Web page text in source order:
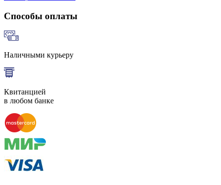
Способы оплаты
Наличными курьеру
Квитанцией
в любом банке